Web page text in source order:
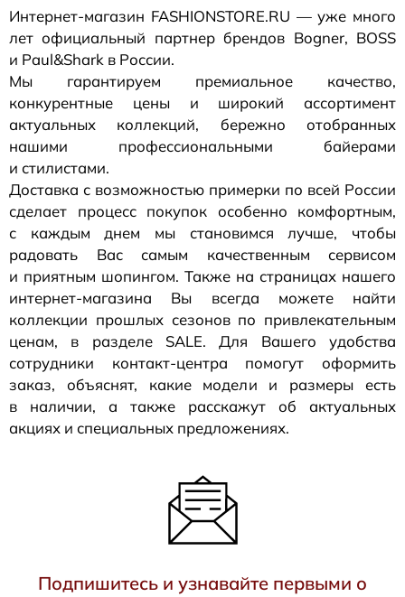
Интернет-магазин FASHIONSTORE.RU — уже много
лет официальный партнер брендов Bogner, BOSS
и Paul&Shark в России.
Мы гарантируем премиальное качество,
конкурентные цены и широкий ассортимент
актуальных коллекций, бережно отобранных
нашими профессиональными байерами
и стилистами.
Доставка с возможностью примерки по всей России
сделает процесс покупок особенно комфортным,
с каждым днем мы становимся лучше, чтобы
радовать Вас самым качественным сервисом
и приятным шопингом. Также на страницах нашего
интернет-магазина Вы всегда можете найти
коллекции прошлых сезонов по привлекательным
ценам, в разделе SALE. Для Вашего удобства
сотрудники контакт-центра помогут оформить
заказ, объяснят, какие модели и размеры есть
в наличии, а также расскажут об актуальных
акциях и специальных предложениях.
Подпишитесь и узнавайте первыми о